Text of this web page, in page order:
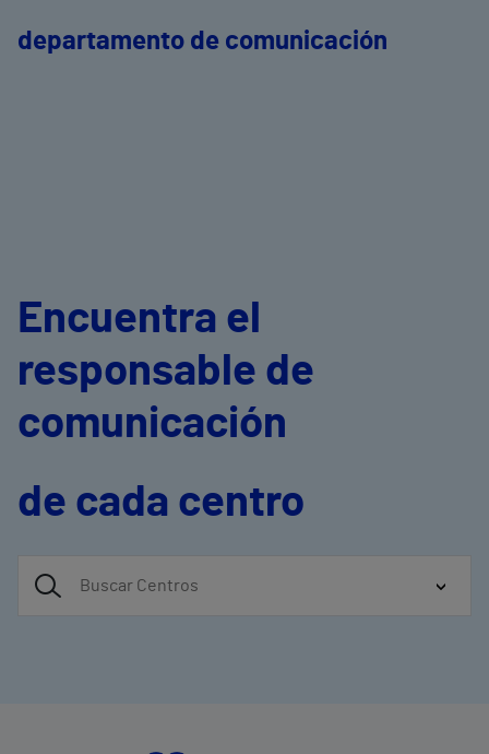
departamento de comunicación
Encuentra el
responsable de
comunicación
de cada centro